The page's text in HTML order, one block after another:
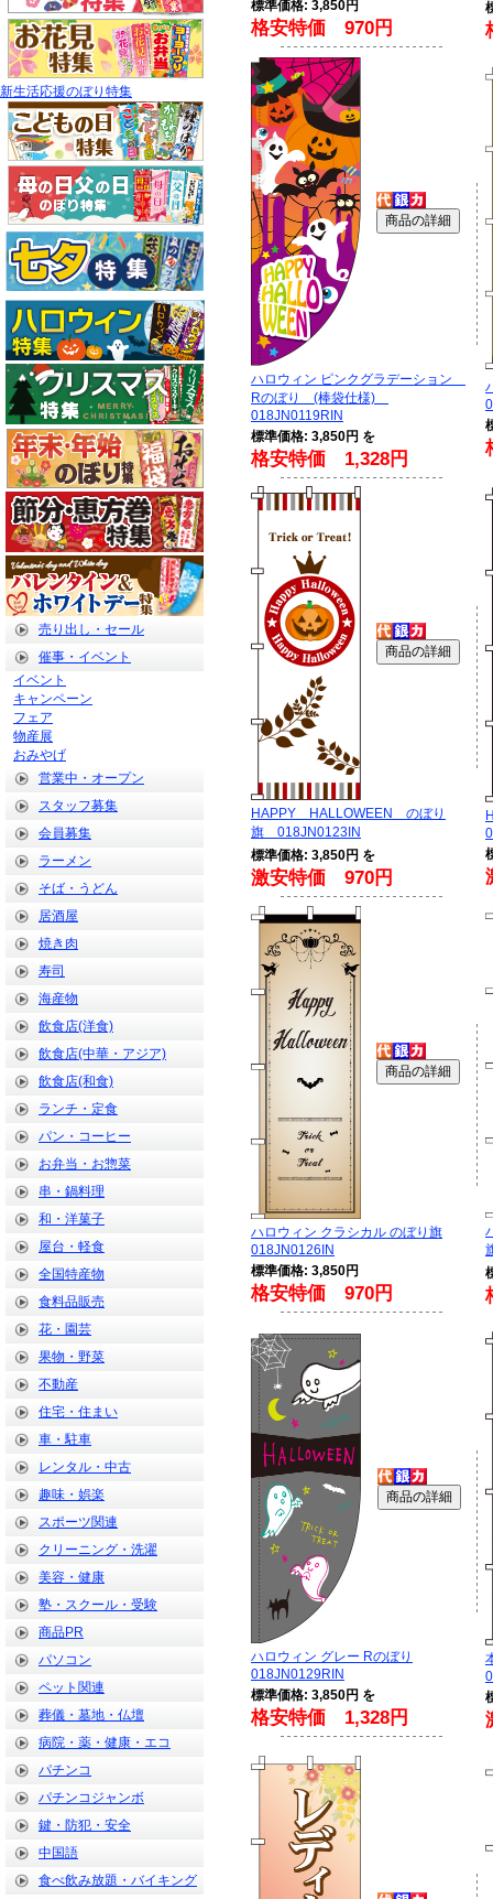
新生活応援のぼり特集
売り出し・セール
催事・イベント
イベント
キャンペーン
フェア
物産展
おみやげ
営業中・オープン
スタッフ募集
会員募集
ラーメン
そば・うどん
居酒屋
焼き肉
寿司
海産物
飲食店(洋食)
飲食店(中華・アジア)
飲食店(和食)
ランチ・定食
パン・コーヒー
お弁当・お惣菜
串・鍋料理
和・洋菓子
屋台・軽食
全国特産物
食料品販売
花・園芸
果物・野菜
不動産
住宅・住まい
車・駐車
レンタル・中古
趣味・娯楽
スポーツ関連
クリーニング・洗濯
美容・健康
塾・スクール・受験
商品PR
パソコン
ペット関連
葬儀・墓地・仏壇
病院・薬・健康・エコ
パチンコ
パチンコジャンボ
鍵・防犯・安全
中国語
食べ飲み放題・バイキング
標準価格: 3,850円
格安特価 970円
ハロウィン ピンクグラデーション
Rのぼり (棒袋仕様)
018JN0119RIN
標準価格: 3,850円 を
格安特価 1,328円
HAPPY HALLOWEEN のぼり
旗 018JN0123IN
標準価格: 3,850円 を
激安特価 970円
ハロウィン クラシカル のぼり旗
018JN0126IN
標準価格: 3,850円
格安特価 970円
ハロウィン グレー Rのぼり
018JN0129RIN
標準価格: 3,850円 を
格安特価 1,328円